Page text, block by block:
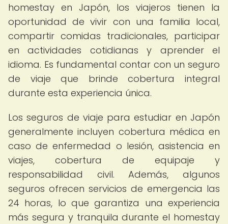
homestay en Japón, los viajeros tienen la
oportunidad de vivir con una familia local,
compartir comidas tradicionales, participar
en actividades cotidianas y aprender el
idioma. Es fundamental contar con un seguro
de viaje que brinde cobertura integral
durante esta experiencia única.
Los seguros de viaje para estudiar en Japón
generalmente incluyen cobertura médica en
caso de enfermedad o lesión, asistencia en
viajes, cobertura de equipaje y
responsabilidad civil. Además, algunos
seguros ofrecen servicios de emergencia las
24 horas, lo que garantiza una experiencia
más segura y tranquila durante el homestay